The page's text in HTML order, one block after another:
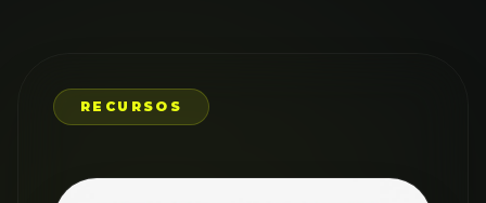
RECURSOS